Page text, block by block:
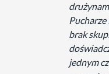
brak
jednym